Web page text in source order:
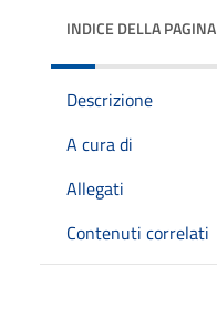
INDICE DELLA PAGINA
Descrizione
A cura di
Allegati
Contenuti correlati